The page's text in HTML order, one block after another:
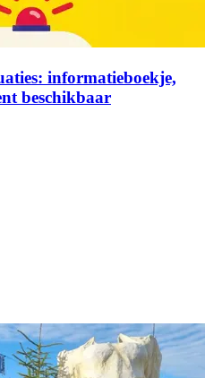
informatieboekje,
beschikbaar